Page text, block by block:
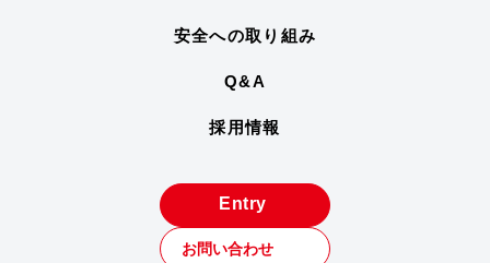
安全への取り組み
Q&A
採用情報
お問い合わせ
Entry